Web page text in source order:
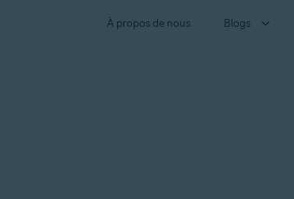
À propos de nous Blogs